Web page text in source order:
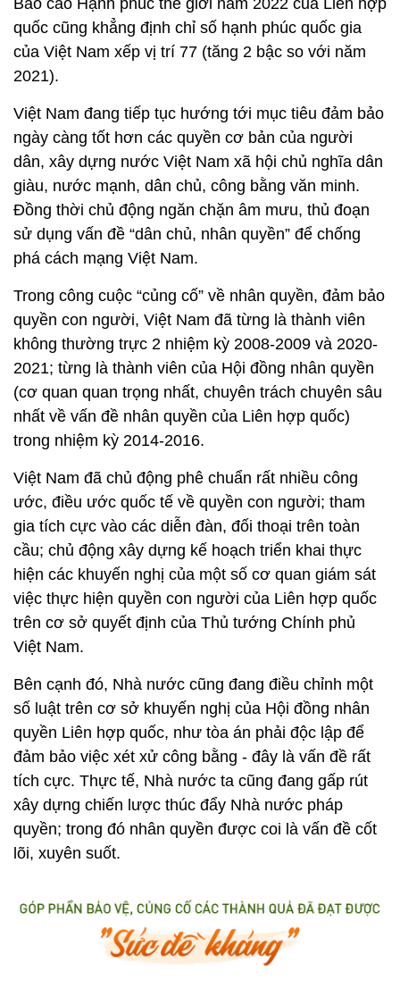
Báo cáo Hạnh phúc thế giới năm 2022 của Liên hợp
quốc cũng khẳng định chỉ số hạnh phúc quốc gia
của Việt Nam xếp vị trí 77 (tăng 2 bậc so với năm
2021).
Việt Nam đang tiếp tục hướng tới mục tiêu đảm bảo
ngày càng tốt hơn các quyền cơ bản của người
dân, xây dựng nước Việt Nam xã hội chủ nghĩa dân
giàu, nước mạnh, dân chủ, công bằng văn minh.
Đồng thời chủ động ngăn chặn âm mưu, thủ đoạn
sử dụng vấn đề “dân chủ, nhân quyền” để chống
phá cách mạng Việt Nam.
Trong công cuộc “củng cố” về nhân quyền, đảm bảo
quyền con người, Việt Nam đã từng là thành viên
không thường trực 2 nhiệm kỳ 2008-2009 và 2020-
2021; từng là thành viên của Hội đồng nhân quyền
(cơ quan quan trọng nhất, chuyên trách chuyên sâu
nhất về vấn đề nhân quyền của Liên hợp quốc)
trong nhiệm kỳ 2014-2016.
Việt Nam đã chủ động phê chuẩn rất nhiều công
ước, điều ước quốc tế về quyền con người; tham
gia tích cực vào các diễn đàn, đối thoại trên toàn
cầu; chủ động xây dựng kế hoạch triển khai thực
hiện các khuyến nghị của một số cơ quan giám sát
việc thực hiện quyền con người của Liên hợp quốc
trên cơ sở quyết định của Thủ tướng Chính phủ
Việt Nam.
Bên cạnh đó, Nhà nước cũng đang điều chỉnh một
số luật trên cơ sở khuyến nghị của Hội đồng nhân
quyền Liên hợp quốc, như tòa án phải độc lập để
đảm bảo việc xét xử công bằng - đây là vấn đề rất
tích cực. Thực tế, Nhà nước ta cũng đang gấp rút
xây dựng chiến lược thúc đẩy Nhà nước pháp
quyền; trong đó nhân quyền được coi là vấn đề cốt
lõi, xuyên suốt.